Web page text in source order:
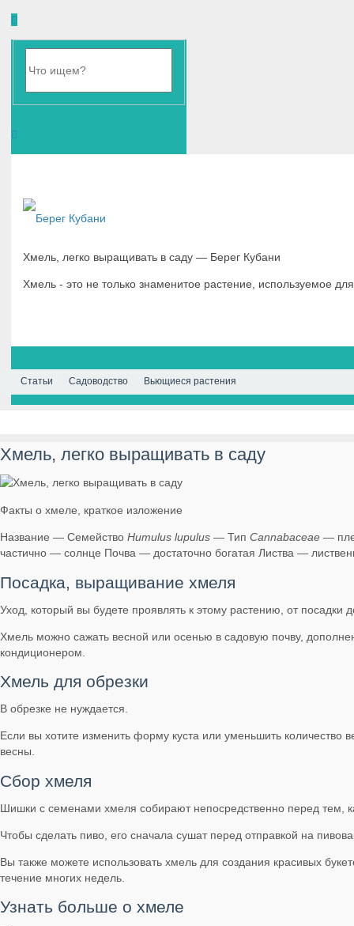
Хмель, легко выращивать в саду — Берег Кубани
Хмель - это не только знаменитое растение, используемое
Статьи Садоводство Вьющиеся растения
Хмель, легко выращивать в саду
Факты о хмеле, краткое изложение
Название — Семейство Humulus lupulus — Тип Cannabaceae —
частично — солнце Почва — достаточно богатая Листва —
Посадка, выращивание хмеля
Уход, который вы будете проявлять к этому растению, от посадки
Хмель можно сажать весной или осенью в садовую почву,
кондиционером.
Хмель для обрезки
В обрезке не нуждается.
Если вы хотите изменить форму куста или уменьшить количество
весны.
Сбор хмеля
Шишки с семенами хмеля собирают непосредственно перед тем,
Чтобы сделать пиво, его сначала сушат перед отправкой на
Вы также можете использовать хмель для создания красивых
течение многих недель.
Узнать больше о хмеле